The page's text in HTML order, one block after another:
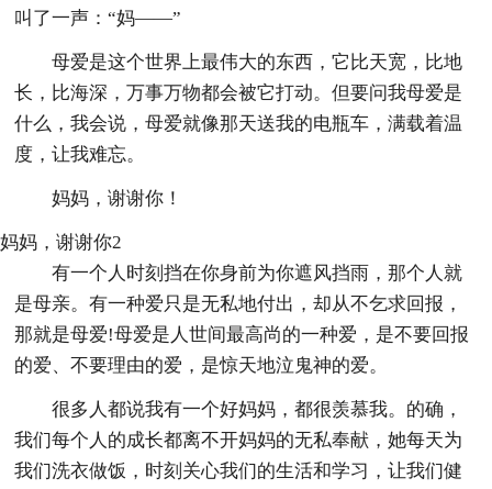
叫了一声：“妈——”
母爱是这个世界上最伟大的东西，它比天宽，比地
长，比海深，万事万物都会被它打动。但要问我母爱是
什么，我会说，母爱就像那天送我的电瓶车，满载着温
度，让我难忘。
妈妈，谢谢你！
妈妈，谢谢你2
有一个人时刻挡在你身前为你遮风挡雨，那个人就
是母亲。有一种爱只是无私地付出，却从不乞求回报，
那就是母爱!母爱是人世间最高尚的一种爱，是不要回报
的爱、不要理由的爱，是惊天地泣鬼神的爱。
很多人都说我有一个好妈妈，都很羡慕我。的确，
我们每个人的成长都离不开妈妈的无私奉献，她每天为
我们洗衣做饭，时刻关心我们的生活和学习，让我们健